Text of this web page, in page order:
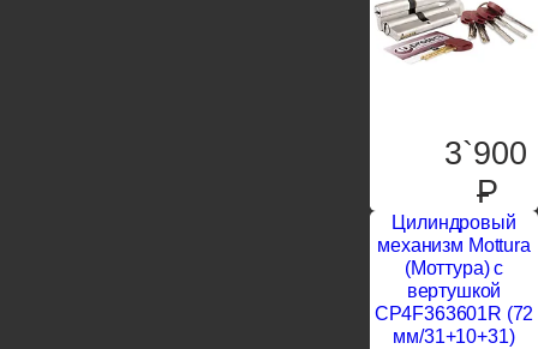
3`900
P
Цилиндровый
механизм Mottura
(Моттура) с
вертушкой
CP4F363601R (72
мм/31+10+31)